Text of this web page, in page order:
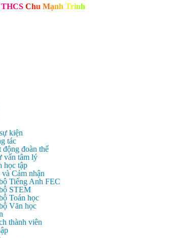
THCS Chu Mạnh Trinh
kiện
tác
động đoàn thể
vấn tâm lý
học tập
và Cảm nhận
Tiếng Anh FEC
STEM
Toán học
Văn học
thành viên